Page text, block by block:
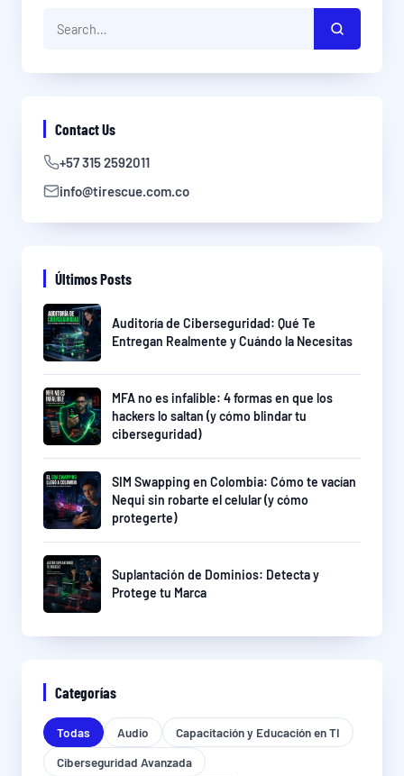
Contact Us
+57 315 2592011
info@tirescue.com.co
Últimos Posts
Auditoría de Ciberseguridad: Qué Te
Entregan Realmente y Cuándo la Necesitas
MFA no es infalible: 4 formas en que los
hackers lo saltan (y cómo blindar tu
ciberseguridad)
SIM Swapping en Colombia: Cómo te vacían
Nequi sin robarte el celular (y cómo
protegerte)
Suplantación de Dominios: Detecta y
Protege tu Marca
Categorías
Todas Audio
Capacitación y Educación en TI
Ciberseguridad Avanzada